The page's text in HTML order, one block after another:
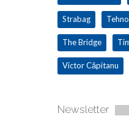
Strabag
The Bridge
Victor Căpitanu
Newsletter